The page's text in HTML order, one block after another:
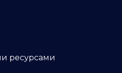
ресурсами